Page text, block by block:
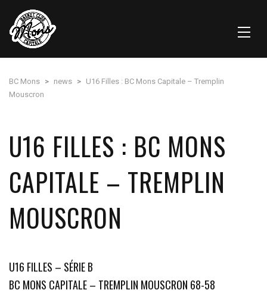
BC Mons > news > U16 Filles : BC Mons Capitale – Tremplin
Mouscron
U16 FILLES : BC MONS
CAPITALE – TREMPLIN
MOUSCRON
U16 FILLES – SÉRIE B
BC MONS CAPITALE – TREMPLIN MOUSCRON 68-58